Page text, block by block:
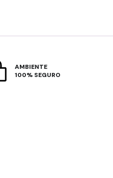
AMBIENTE
100% SEGURO